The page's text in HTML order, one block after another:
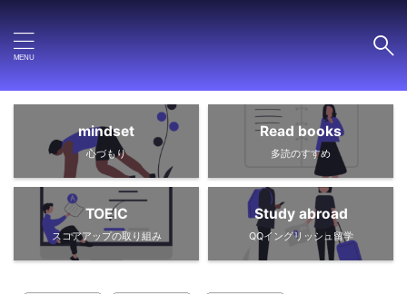
mindset
心づもり
Read books
多読のすすめ
TOEIC
スコアアップの取り組み
Study abroad
QQイングリッシュ留学